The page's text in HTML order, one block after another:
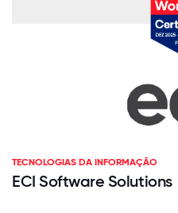
TECNOLOGIAS DA INFORMAÇÃO
ECI Software Solutions